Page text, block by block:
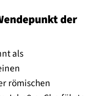
der
als
römischen